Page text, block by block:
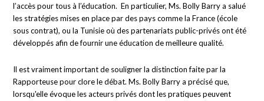
l’accès pour tous à l’éducation. En particulier, Ms. Bolly Barry a salué
les stratégies mises en place par des pays comme la France (école
sous contrat), ou la Tunisie où des partenariats public-privés ont été
développés afin de fournir une éducation de meilleure qualité.
Il est vraiment important de souligner la distinction faite par la
Rapporteuse pour clore le débat. Ms. Bolly Barry a précisé que,
lorsqu'elle évoque les acteurs privés dont les pratiques peuvent